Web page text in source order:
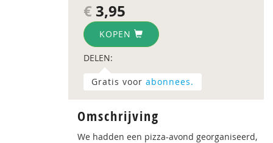
€ 3,95
KOPEN
DELEN:
Gratis voor abonnees.
Omschrijving
We hadden een pizza-avond georganiseerd,